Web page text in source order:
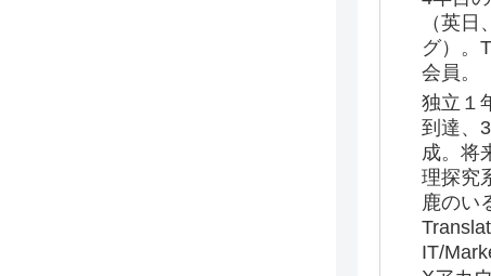
（英
グ）。
会員。
独立１
到達、
成。将
理探究
鹿のい
IT/